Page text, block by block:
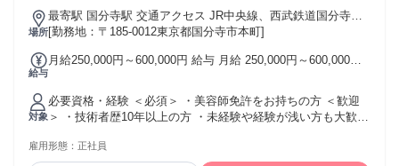
場所
最寄駅 国分寺駅 交通アクセス JR中央線、西武鉄道国分寺
線・多摩湖線 「国分寺駅」より徒歩4分 ✓駅近5分以内♪
[勤務地：〒185-0012東京都国分寺市本町]
給与
月給250,000円～600,000円 給与 月給 250,000円～600,000円
ます ※基本給（23万）＋歩合給の目安になります □昇給有 売
り上げが上がっていくと昇給！ □役職手当て ・マネージャ
ー：1万円 ・店長 ：3万円～5万円 □歩合について ・技術売り
上げ歩合率：35％～40％ ・店販売り上げ歩合率：10％ ＜給与
対象
必要資格・経験 ＜必須＞ ・美容師免許をお持ちの方 ＜歓迎
＞ ・技術者歴10年以上の方 ・未経験や経験が浅い方も大歓迎
レーニングも可能♪
雇用形態： 正社員